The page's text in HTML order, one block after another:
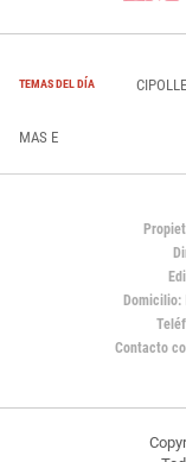
TEMAS DEL DÍA
MAS E
Domicilio:
Contacto